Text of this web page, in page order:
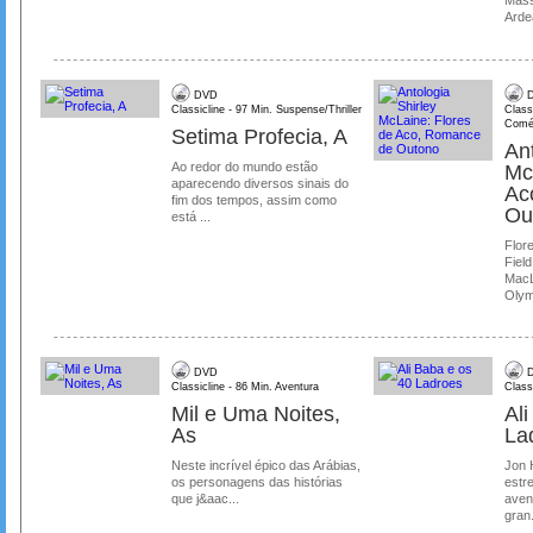
DVD
Classicline - 97 Min. Suspense/Thriller
Setima Profecia, A
Ao redor do mundo estão
aparecendo diversos sinais do
fim dos tempos, assim como
está ...
DVD
Classicline - 86 Min. Aventura
Mil e Uma Noites,
As
Neste incrível épico das Arábias,
os personagens das histórias
que j&aac...
Ali
Jon